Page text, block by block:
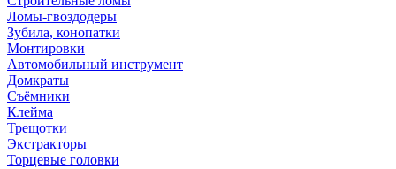
Ломы-гвоздодеры
Зубила, конопатки
Монтировки
Автомобильный инструмент
Домкраты
Съёмники
Клейма
Трещотки
Экстракторы
Торцевые головки